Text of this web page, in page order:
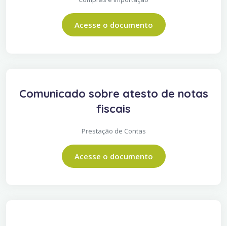
Acesse o documento
Comunicado sobre atesto de notas
fiscais
Prestação de Contas
Acesse o documento